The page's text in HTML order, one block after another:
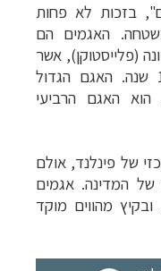
בזכות לא פחות
בשטחה. האגמים הם
(פלייסטוקן), אשר
הסתיימה באזור זה לפני 11,000 שנה. האגם הגדול
הוא האגם הרביעי
של פינלנד, אולם
המדינה. אגמים
מהווים מוקד